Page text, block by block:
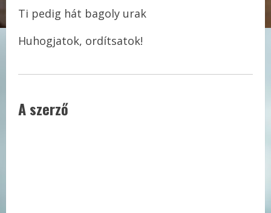
Ti pedig hát bagoly urak
Huhogjatok, ordítsatok!
A szerző